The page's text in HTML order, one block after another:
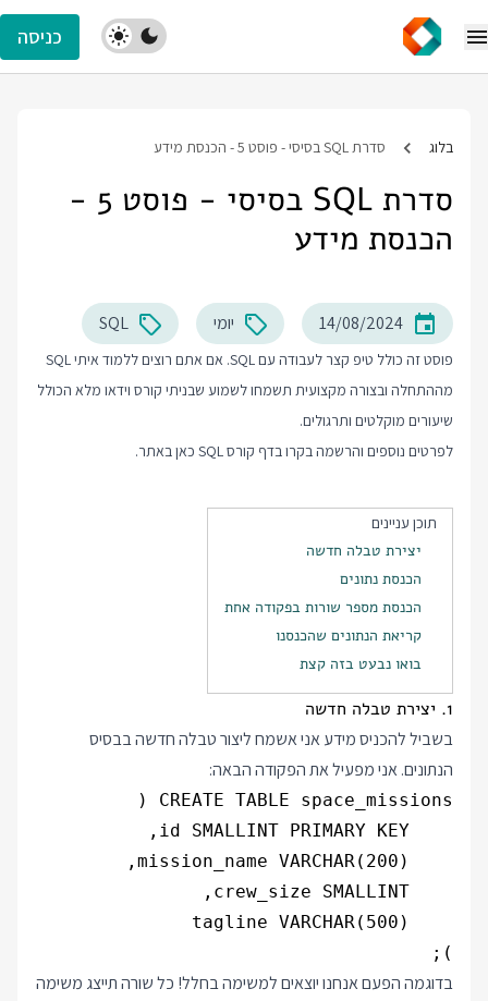
כניסה
בלוג סדרת SQL בסיסי - פוסט 5 - הכנסת מידע
סדרת SQL בסיסי - פוסט 5 -
הכנסת מידע
14/08/2024 יומי SQL
פוסט זה כולל טיפ קצר לעבודה עם SQL. אם אתם רוצים ללמוד איתי SQL
מההתחלה ובצורה מקצועית תשמחו לשמוע שבניתי קורס וידאו מלא הכולל
שיעורים מוקלטים ותרגולים.
לפרטים נוספים והרשמה בקרו בדף קורס SQL כאן באתר.
תוכן עניינים
יצירת טבלה חדשה
הכנסת נתונים
הכנסת מספר שורות בפקודה אחת
קריאת הנתונים שהכנסנו
בואו נבעט בזה קצת
1. יצירת טבלה חדשה
בשביל להכניס מידע אני אשמח ליצור טבלה חדשה בבסיס
הנתונים. אני מפעיל את הפקודה הבאה:
);
בדוגמה הפעם אנחנו יוצאים למשימה בחלל! כל שורה תייצג משימה